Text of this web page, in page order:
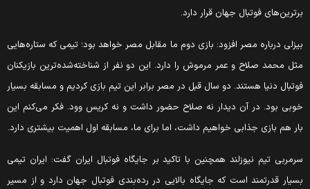
فوتبال جهان قرار دارد.
درباره مصر افزود: بازی دوم ما مقابل مصر خواهد بود؛ تیمی که ستاره‌هایی
محمد صلاح و عمر مرموش را دارد. این دو نفر از شناخته‌شده‌ترین بازیکنان
دنیا هستند. دو سال قبل در مصر برابر این تیم بازی کردیم و مسابقه بسیار
بود. در آن دیدار نه صلاح حضور داشت و نه کریس وود. فکر می‌کنم این
هم بازی جذابی خواهیم داشت، اما برای ما، مسابقه اول اهمیت بیشتری دارد.
تیم نیوزلند همچنین با تاکید بر جایگاه فوتبال ایران گفت: ایران تیمی
قدرتمند است که جایگاه بالایی در رده‌بندی فوتبال جهان دارد و از مسیر